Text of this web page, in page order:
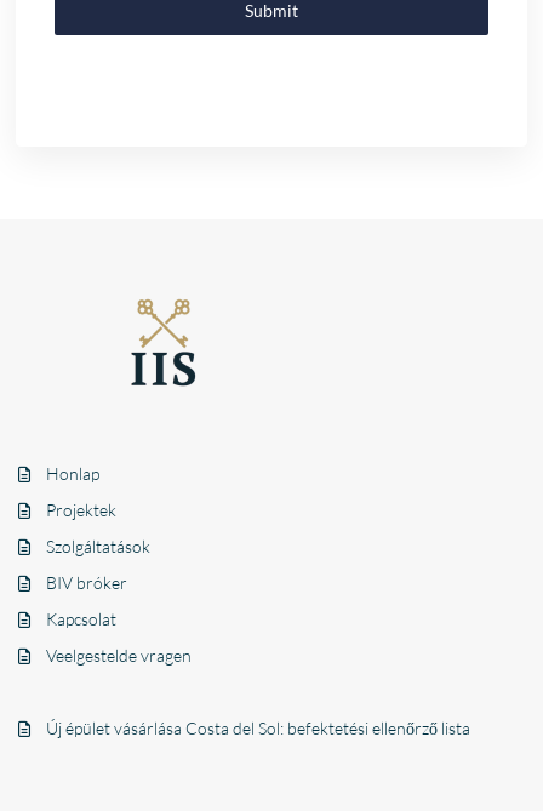
Submit
Honlap
Projektek
Szolgáltatások
BIV bróker
Kapcsolat
Veelgestelde vragen
Új épület vásárlása Costa del Sol: befektetési ellenőrző lista